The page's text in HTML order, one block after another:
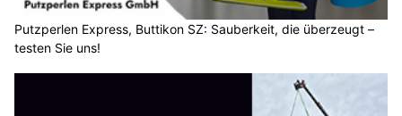
Putzperlen Express, Buttikon SZ: Sauberkeit, die überzeugt –
testen Sie uns!